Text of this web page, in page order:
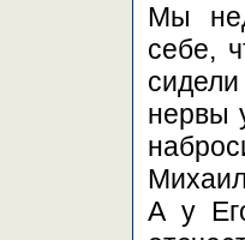
Мы
себе,
нервы
А у